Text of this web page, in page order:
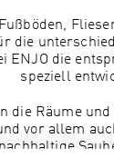
die
ENJO die
speziell
die Räume
vor allem